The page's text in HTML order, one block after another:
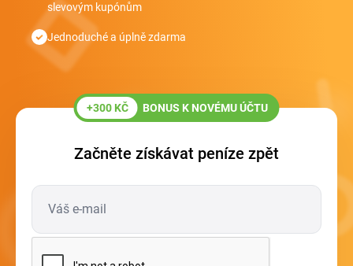
slevovým kupónům
Jednoduché a úplně zdarma
+300 KČ BONUS K NOVÉMU ÚČTU
Začněte získávat peníze zpět